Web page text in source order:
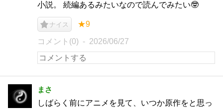
小説。 続編あるみたいなので読んでみたい🤓
ナイス ★9
コメント(0) 2026/06/27
まさ
しばらく前にアニメを見て、いつか原作をと思っ